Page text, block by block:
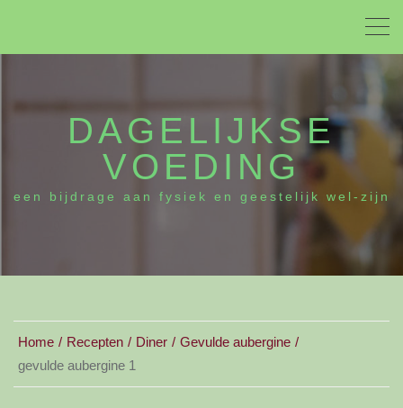
DAGELIJKSE
VOEDING
een bijdrage aan fysiek en geestelijk wel-zijn
Home Recepten Diner
Gevulde aubergine
gevulde aubergine 1